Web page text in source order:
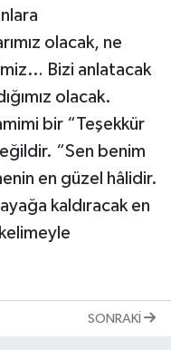
olacak, ne
Bizi anlatacak
olacak.
bir “Teşekkür
“Sen benim
en güzel hâlidir.
kaldıracak en
SONRAKI